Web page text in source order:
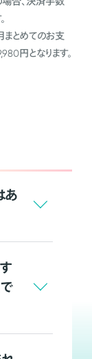
まとめてのお支
円となります。
あ